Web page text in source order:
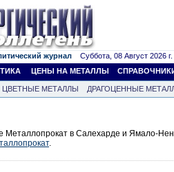
журнал Суббота, 08 Август 2026 г.
ЦЕНЫ НА МЕТАЛЛЫ
ЦВЕТНЫЕ МЕТАЛЛЫ
ДРАГОЦЕННЫЕ
Металлопрокат в Салехарде и Ямало-
.